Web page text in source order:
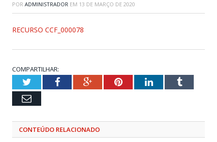
POR ADMINISTRADOR EM 13 DE MARÇO DE 2020
RECURSO CCF_000078
COMPARTILHAR:
TwitterFacebookGoogle+PinterestLinkedInTumblr
Email
CONTEÚDO RELACIONADO